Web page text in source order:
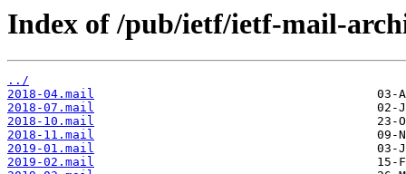
Index of /pub/ietf/ietf-mail-
../
2018-04.mail
2018-07.mail
2018-10.mail
2018-11.mail
2019-01.mail
2019-02.mail